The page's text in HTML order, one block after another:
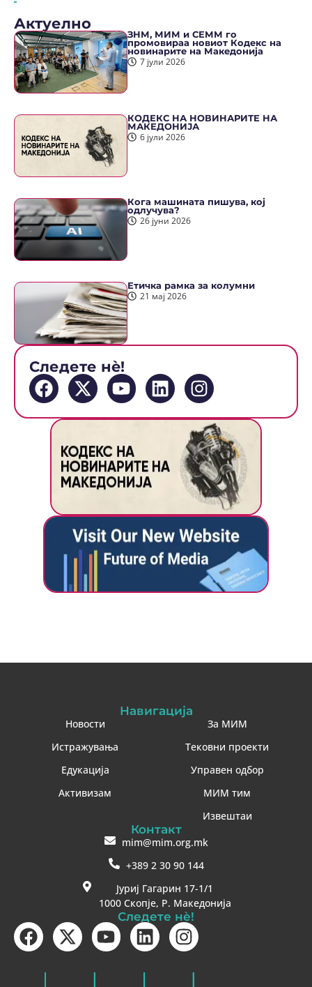
Актуелно
ЗНМ, МИМ и СЕММ го
промовираа новиот Кодекс на
новинарите на Македонија
7 јули 2026
КОДЕКС НА НОВИНАРИТЕ НА
МАКЕДОНИЈА
6 јули 2026
Кога машината пишува, кој
одлучува?
26 јуни 2026
Етичка рамка за колумни
21 мај 2026
Следете нè!
Навигација
Новости
Истражувања
Едукација
Активизам
За МИМ
Тековни проекти
Управен одбор
МИМ тим
Извештаи
Контакт
mim@mim.org.mk
+389 2 30 90 144
Јуриј Гагарин 17-1/1
1000 Скопје, Р. Македонија
Следете нè!